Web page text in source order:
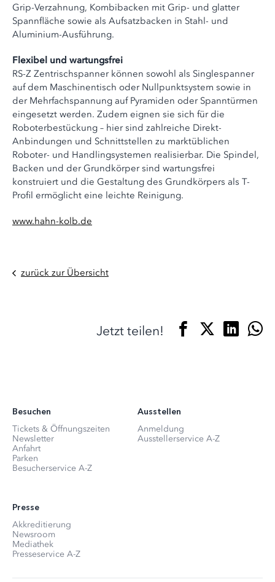
Grip-Verzahnung, Kombibacken mit Grip- und glatter
Spannfläche sowie als Aufsatzbacken in Stahl- und
Aluminium-Ausführung.
Flexibel und wartungsfrei
RS-Z Zentrischspanner können sowohl als Singlespanner
auf dem Maschinentisch oder Nullpunktsystem sowie in
der Mehrfachspannung auf Pyramiden oder Spanntürmen
eingesetzt werden. Zudem eignen sie sich für die
Roboterbestückung – hier sind zahlreiche Direkt-
Anbindungen und Schnittstellen zu marktüblichen
Roboter- und Handlingsystemen realisierbar. Die Spindel,
Backen und der Grundkörper sind wartungsfrei
konstruiert und die Gestaltung des Grundkörpers als T-
Profil ermöglicht eine leichte Reinigung.
www.hahn-kolb.de
zurück zur Übersicht
Jetzt teilen!
Besuchen
Tickets & Öffnungszeiten
Newsletter
Anfahrt
Parken
Besucherservice A-Z
Ausstellen
Anmeldung
Ausstellerservice A-Z
Presse
Akkreditierung
Newsroom
Mediathek
Presseservice A-Z